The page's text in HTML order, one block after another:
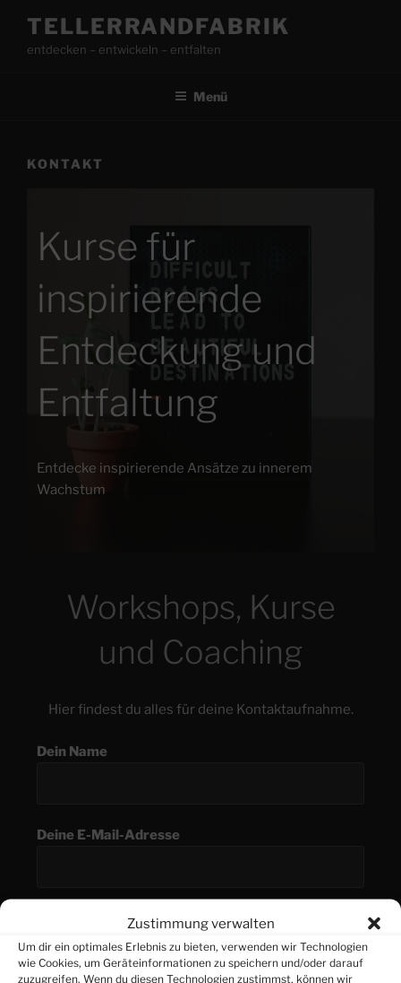
Zustimmung verwalten
Um dir ein optimales Erlebnis zu bieten, verwenden wir Technologien
wie Cookies, um Geräteinformationen zu speichern und/oder darauf
zuzugreifen. Wenn du diesen Technologien zustimmst, können wir
Inhalt
springen
TELLERRANDFABRIK
entdecken – entwickeln – entfalten
Menü
KONTAKT
Kurse für
inspirierende
Entdeckung und
Entfaltung
Entdecke inspirierende Ansätze zu innerem
Wachstum
Workshops, Kurse
und Coaching
Hier findest du alles für deine Kontaktaufnahme.
Dein Name
Deine E-Mail-Adresse